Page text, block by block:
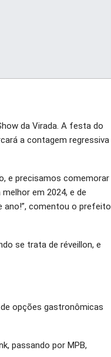
da Virada. A festa do
a contagem regressiva
e precisamos comemorar
em 2024, e de
ano!”, comentou o prefeito
se trata de réveillon, e
opções gastronômicas
passando por MPB,